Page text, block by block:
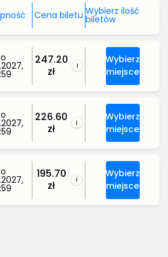
Cena biletu Wybierz ilość
biletów
247.20
zł
i
Wybierz
miejsce
226.60
zł
i
Wybierz
miejsce
195.70
zł
i
Wybierz
miejsce